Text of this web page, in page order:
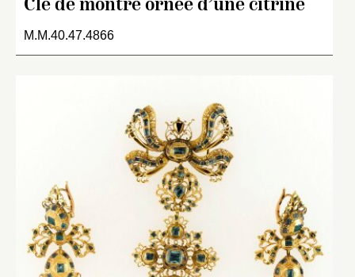
Clé de montre ornée d’une citrine
M.M.40.47.4866